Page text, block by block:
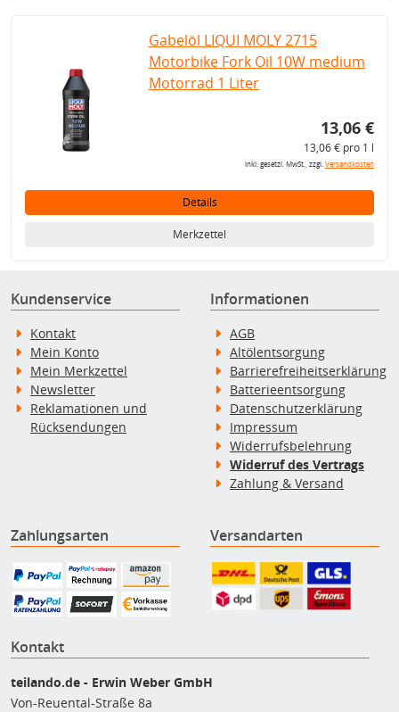
Gabelöl LIQUI MOLY 2715
Motorbike Fork Oil 10W medium
Motorrad 1 Liter
13,06 €
13,06 € pro 1 l
inkl. gesetzl. MwSt., zzgl.Versandkosten
Details
Merkzettel
Kundenservice
Kontakt
Mein Konto
Mein Merkzettel
Newsletter
Reklamationen und
Rücksendungen
Informationen
AGB
Altölentsorgung
Barrierefreiheitserklärung
Batterieentsorgung
Datenschutzerklärung
Impressum
Widerrufsbelehrung
Widerruf des Vertrags
Zahlung & Versand
Zahlungsarten Versandarten
Kontakt
teilando.de - Erwin Weber GmbH
Von-Reuental-Straße 8a